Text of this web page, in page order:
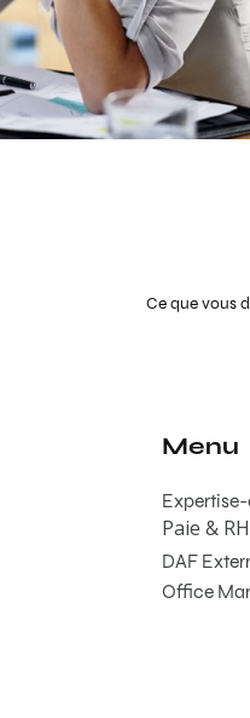
Ce que vous
Menu
DAF
Office
Paie & RH